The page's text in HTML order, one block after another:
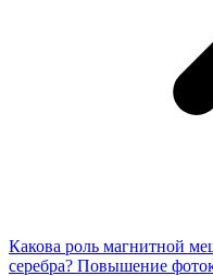
Какова роль магнитной
серебра? Повышение